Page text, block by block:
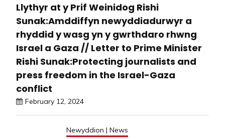
Llythyr at y Prif Weinidog Rishi
Sunak:Amddiffyn newyddiadurwyr a
rhyddid y wasg yn y gwrthdaro rhwng
Israel a Gaza // Letter to Prime Minister
Rishi Sunak:Protecting journalists and
press freedom in the Israel-Gaza
conflict
February 12, 2024
Newyddion | News